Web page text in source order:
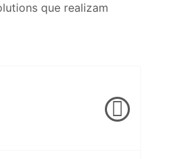
que realizam